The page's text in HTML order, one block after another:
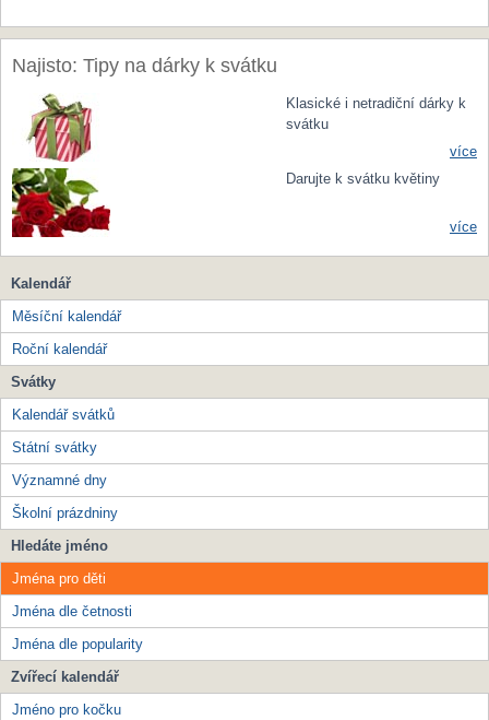
Najisto: Tipy na dárky k svátku
Klasické i netradiční dárky k
svátku
více
Darujte k svátku květiny
více
Kalendář
Měsíční kalendář
Roční kalendář
Svátky
Kalendář svátků
Státní svátky
Významné dny
Školní prázdniny
Hledáte jméno
Jména pro děti
Jména dle četnosti
Jména dle popularity
Zvířecí kalendář
Jméno pro kočku